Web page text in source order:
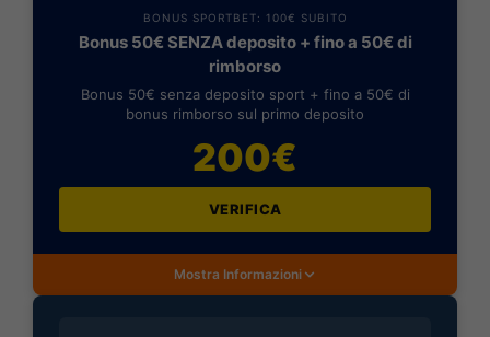
BONUS SPORTBET: 100€ SUBITO
Bonus 50€ SENZA deposito + fino a 50€ di
rimborso
Bonus 50€ senza deposito sport + fino a 50€ di
bonus rimborso sul primo deposito
200€
VERIFICA
Mostra Informazioni